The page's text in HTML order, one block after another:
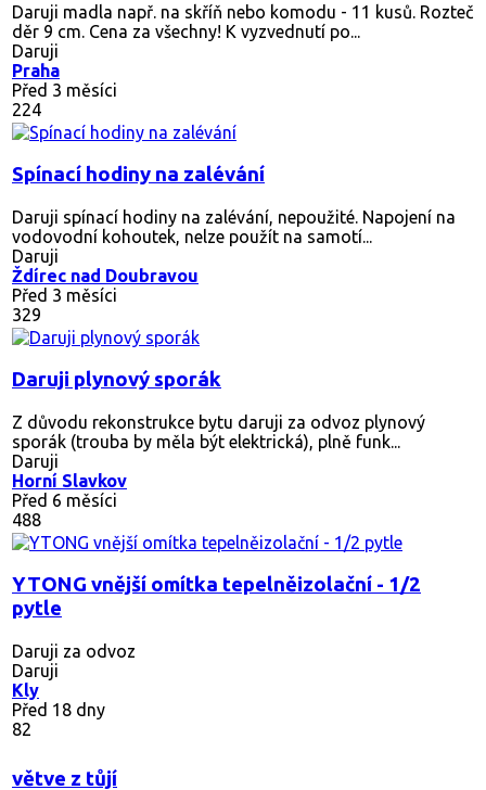
Daruji madla např. na skříň nebo komodu - 11 kusů. Rozteč
děr 9 cm. Cena za všechny! K vyzvednutí po...
Daruji
Praha
Před 3 měsíci
224
Spínací hodiny na zalévání
Daruji spínací hodiny na zalévání, nepoužité. Napojení na
vodovodní kohoutek, nelze použít na samotí...
Daruji
Ždírec nad Doubravou
Před 3 měsíci
329
Daruji plynový sporák
Z důvodu rekonstrukce bytu daruji za odvoz plynový
sporák (trouba by měla být elektrická), plně funk...
Daruji
Horní Slavkov
Před 6 měsíci
488
YTONG vnější omítka tepelněizolační - 1/2
pytle
Daruji za odvoz
Daruji
Kly
Před 18 dny
82
větve z tůjí